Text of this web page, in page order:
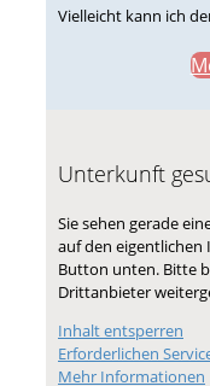
Vielleicht kann ich
Unterkunft
Sie sehen gerade
auf den eigentlichen
Button unten. Bitte
Drittanbieter
Inhalt entsperren
Erforderlichen
Mehr Informationen